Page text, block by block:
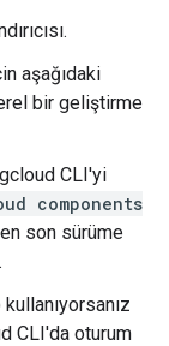
aşağıdaki
bir geliştirme
CLI'yi
components
son sürüme
CLI'da oturum